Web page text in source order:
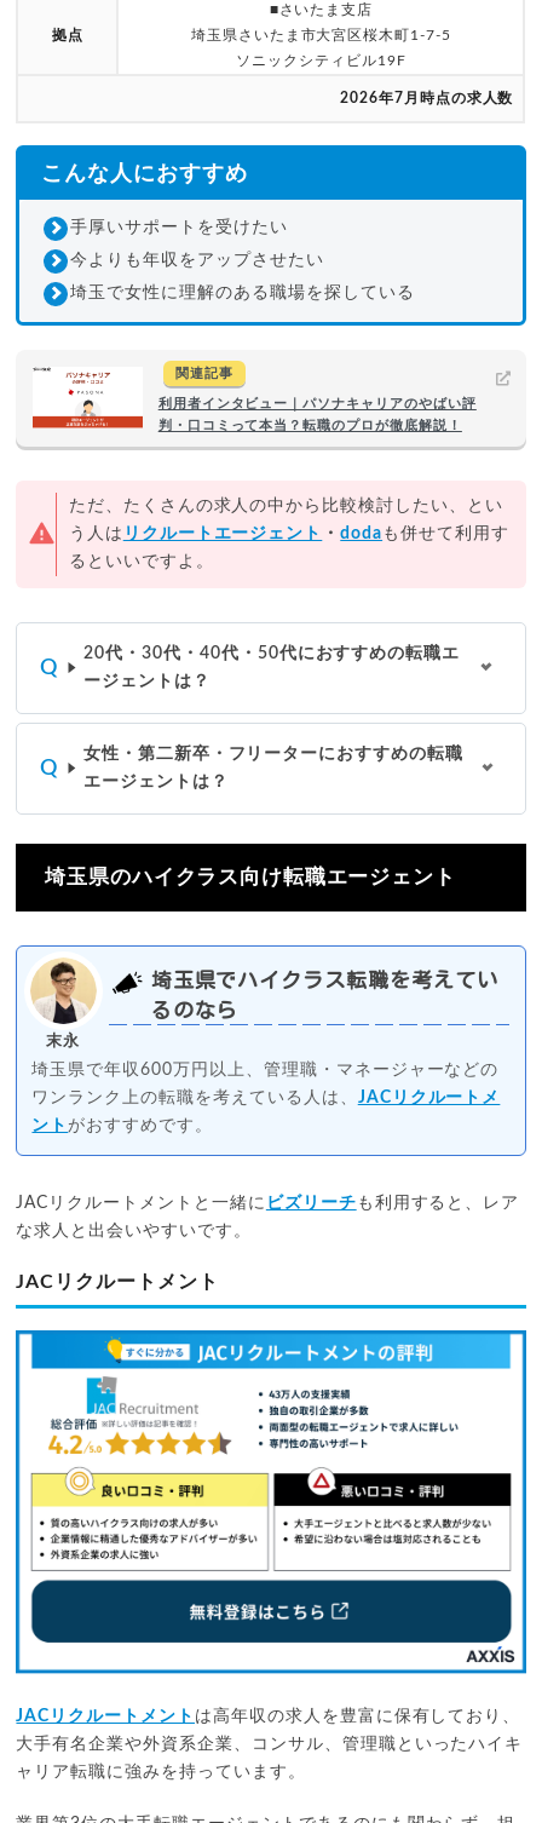
拠点
■さいたま支店
埼玉県さいたま市大宮区桜木町1-7-5
ソニックシティビル19F
2026年7月時点の求人数
こんな人におすすめ
手厚いサポートを受けたい
今よりも年収をアップさせたい
埼玉で女性に理解のある職場を探している
関連記事
利用者インタビュー｜パソナキャリアのやばい評
判・口コミって本当？転職のプロが徹底解説！
ただ、たくさんの求人の中から比較検討したい、とい
う人は リクルートエージェント ・doda も併せて利用す
るといいですよ。
20代・30代・40代・50代におすすめの転職エ
ージェントは？
女性・第二新卒・フリーターにおすすめの転職
エージェントは？
埼玉県のハイクラス向け転職エージェント
末永
埼玉県でハイクラス転職を考えてい
るのなら
埼玉県で年収600万円以上、管理職・マネージャーなどの
ワンランク上の転職を考えている人は、 JACリクルートメ
ント がおすすめです。
JACリクルートメントと一緒に ビズリーチ も利用すると、レア
な求人と出会いやすいです。
JACリクルートメント
JACリクルートメント は高年収の求人を豊富に保有しており、
大手有名企業や外資系企業、コンサル、管理職といったハイキ
ャリア転職に強みを持っています。